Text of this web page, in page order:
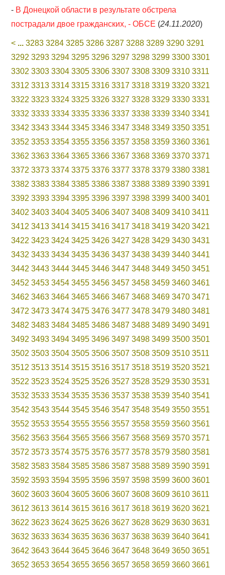
- В Донецкой области в результате обстрела
пострадали двое гражданских, - ОБСЕ (24.11.2020)
< ... 3283 3284 3285 3286 3287 3288 3289 3290 3291
3292 3293 3294 3295 3296 3297 3298 3299 3300 3301
3302 3303 3304 3305 3306 3307 3308 3309 3310 3311
3312 3313 3314 3315 3316 3317 3318 3319 3320 3321
3322 3323 3324 3325 3326 3327 3328 3329 3330 3331
3332 3333 3334 3335 3336 3337 3338 3339 3340 3341
3342 3343 3344 3345 3346 3347 3348 3349 3350 3351
3352 3353 3354 3355 3356 3357 3358 3359 3360 3361
3362 3363 3364 3365 3366 3367 3368 3369 3370 3371
3372 3373 3374 3375 3376 3377 3378 3379 3380 3381
3382 3383 3384 3385 3386 3387 3388 3389 3390 3391
3392 3393 3394 3395 3396 3397 3398 3399 3400 3401
3402 3403 3404 3405 3406 3407 3408 3409 3410 3411
3412 3413 3414 3415 3416 3417 3418 3419 3420 3421
3422 3423 3424 3425 3426 3427 3428 3429 3430 3431
3432 3433 3434 3435 3436 3437 3438 3439 3440 3441
3442 3443 3444 3445 3446 3447 3448 3449 3450 3451
3452 3453 3454 3455 3456 3457 3458 3459 3460 3461
3462 3463 3464 3465 3466 3467 3468 3469 3470 3471
3472 3473 3474 3475 3476 3477 3478 3479 3480 3481
3482 3483 3484 3485 3486 3487 3488 3489 3490 3491
3492 3493 3494 3495 3496 3497 3498 3499 3500 3501
3502 3503 3504 3505 3506 3507 3508 3509 3510 3511
3512 3513 3514 3515 3516 3517 3518 3519 3520 3521
3522 3523 3524 3525 3526 3527 3528 3529 3530 3531
3532 3533 3534 3535 3536 3537 3538 3539 3540 3541
3542 3543 3544 3545 3546 3547 3548 3549 3550 3551
3552 3553 3554 3555 3556 3557 3558 3559 3560 3561
3562 3563 3564 3565 3566 3567 3568 3569 3570 3571
3572 3573 3574 3575 3576 3577 3578 3579 3580 3581
3582 3583 3584 3585 3586 3587 3588 3589 3590 3591
3592 3593 3594 3595 3596 3597 3598 3599 3600 3601
3602 3603 3604 3605 3606 3607 3608 3609 3610 3611
3612 3613 3614 3615 3616 3617 3618 3619 3620 3621
3622 3623 3624 3625 3626 3627 3628 3629 3630 3631
3632 3633 3634 3635 3636 3637 3638 3639 3640 3641
3642 3643 3644 3645 3646 3647 3648 3649 3650 3651
3652 3653 3654 3655 3656 3657 3658 3659 3660 3661